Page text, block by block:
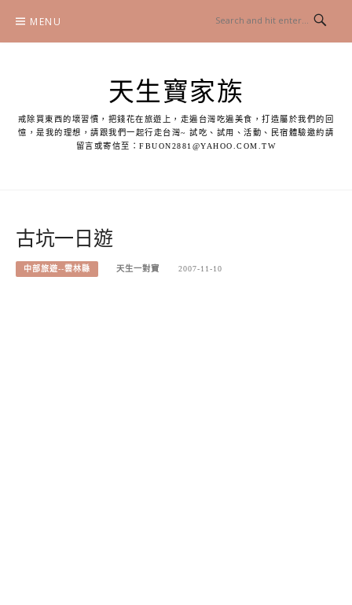
content
MENU
天生寶家族
戒除買東西的壞習慣，把錢花在旅遊上，走遍台灣吃遍美食，打造屬於我們的回
憶，是我的理想，請跟我們一起行走台灣~ 試吃、試用、活動、民宿體驗邀約請
留言或寄信至：FBUON2881@YAHOO.COM.TW
古坑一日遊
中部旅遊--雲林縣 天生一對寶 2007-11-10